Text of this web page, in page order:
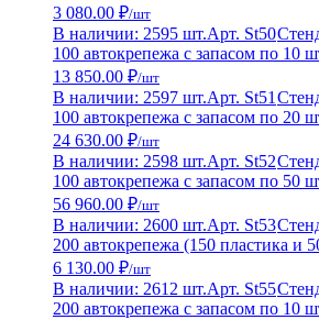
3 080.00 ₽/шт
В наличии: 2595 шт.Арт. St50
100 автокрепежа с запасом по 10
13 850.00 ₽/шт
В наличии: 2597 шт.Арт. St51
100 автокрепежа с запасом по 20
24 630.00 ₽/шт
В наличии: 2598 шт.Арт. St52
100 автокрепежа с запасом по 50
56 960.00 ₽/шт
В наличии: 2600 шт.Арт. St53
200 автокрепежа (150 пластика и
6 130.00 ₽/шт
В наличии: 2612 шт.Арт. St55
200 автокрепежа с запасом по 10